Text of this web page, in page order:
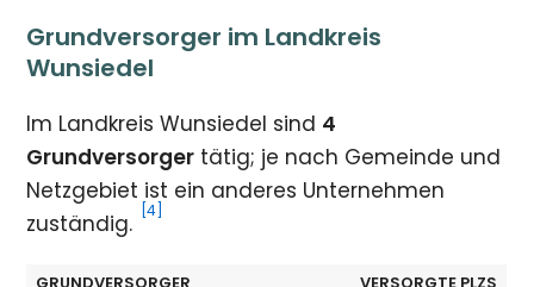
Grundversorger im Landkreis
Wunsiedel
Im Landkreis Wunsiedel sind 4
Grundversorger tätig; je nach Gemeinde und
Netzgebiet ist ein anderes Unternehmen
zuständig.
[4]